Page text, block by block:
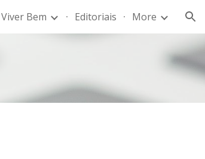
Viver Bem Editoriais More